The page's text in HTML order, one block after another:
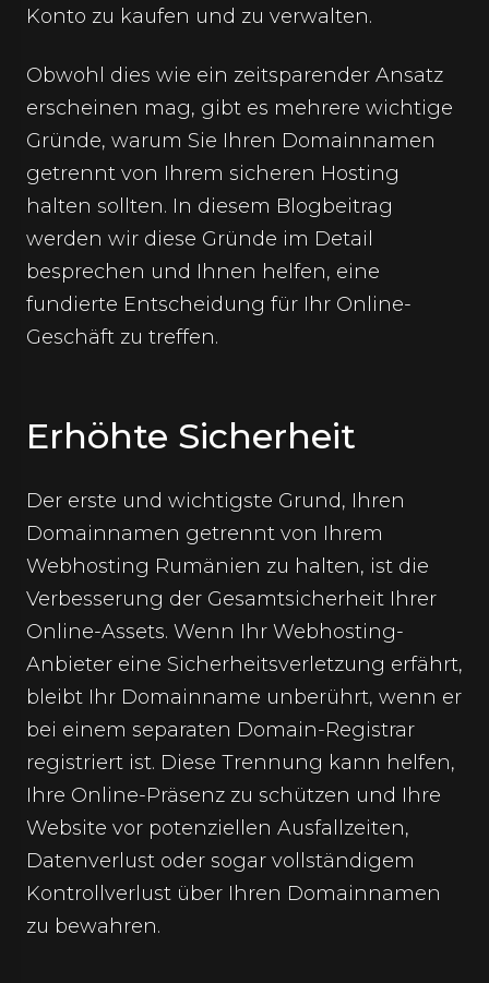
Konto zu kaufen und zu verwalten.
Obwohl dies wie ein zeitsparender Ansatz
erscheinen mag, gibt es mehrere wichtige
Gründe, warum Sie Ihren Domainnamen
getrennt von Ihrem sicheren Hosting
halten sollten. In diesem Blogbeitrag
werden wir diese Gründe im Detail
besprechen und Ihnen helfen, eine
fundierte Entscheidung für Ihr Online-
Geschäft zu treffen.
Erhöhte Sicherheit
Der erste und wichtigste Grund, Ihren
Domainnamen getrennt von Ihrem
Webhosting Rumänien zu halten, ist die
Verbesserung der Gesamtsicherheit Ihrer
Online-Assets. Wenn Ihr Webhosting-
Anbieter eine Sicherheitsverletzung erfährt,
bleibt Ihr Domainname unberührt, wenn er
bei einem separaten Domain-Registrar
registriert ist. Diese Trennung kann helfen,
Ihre Online-Präsenz zu schützen und Ihre
Website vor potenziellen Ausfallzeiten,
Datenverlust oder sogar vollständigem
Kontrollverlust über Ihren Domainnamen
zu bewahren.